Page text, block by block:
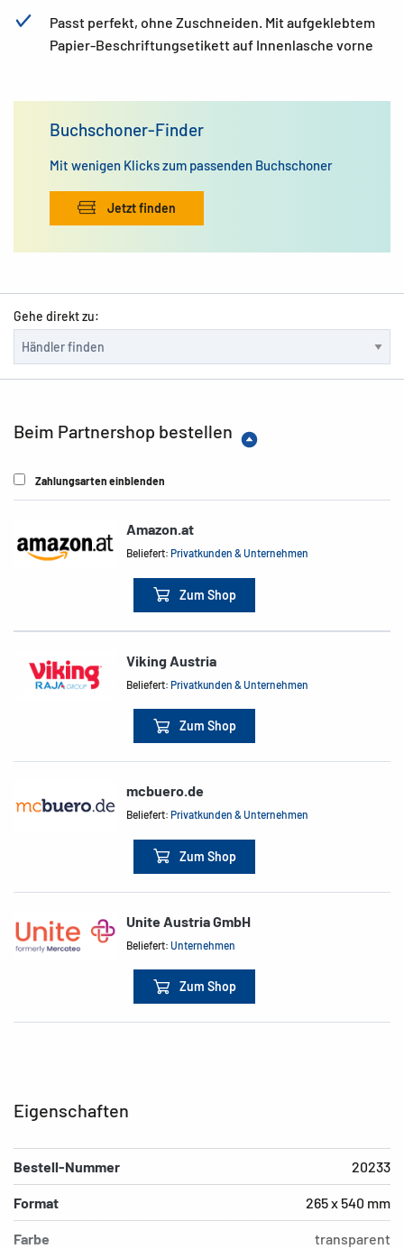
Passt perfekt, ohne Zuschneiden. Mit aufgeklebtem
Papier-Beschriftungsetikett auf Innenlasche vorne
Buchschoner-Finder
Mit wenigen Klicks zum passenden Buchschoner
Jetzt finden
Gehe direkt zu:
Beim Partnershop bestellen
Zahlungsarten einblenden
Amazon.at
Beliefert:Privatkunden & Unternehmen
Zum Shop
Viking Austria
Beliefert:Privatkunden & Unternehmen
Zum Shop
mcbuero.de
Beliefert:Privatkunden & Unternehmen
Zum Shop
Unite Austria GmbH
Beliefert:Unternehmen
Zum Shop
Eigenschaften
Bestell-Nummer 20233
Format 265 x 540 mm
Farbe transparent